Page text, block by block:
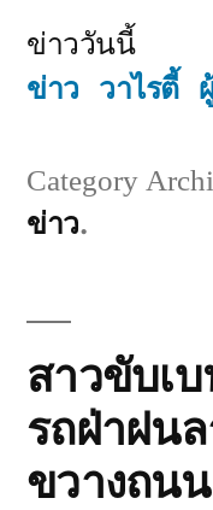
ข่าววันนี้
ข่าว วาไรตี้
Category
ข่าว
สาวขับเ
รถฝ่าฝน
ขวางถน